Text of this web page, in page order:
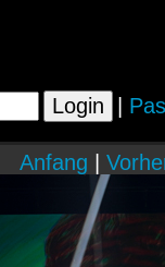
Anfang